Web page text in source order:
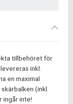
tillbehöret för
inkl.
en maximal
(inkl.
ingår inte!